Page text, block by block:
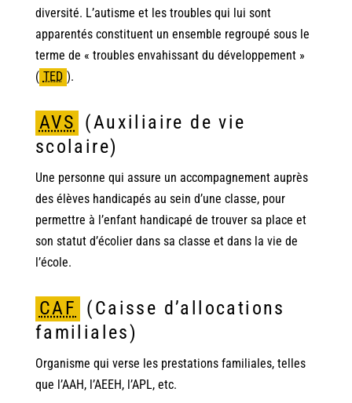
diversité. L’autisme et les troubles qui lui sont
apparentés constituent un ensemble regroupé sous le
terme de « troubles envahissant du développement »
( TED ).
AVS (Auxiliaire de vie
scolaire)
Une personne qui assure un accompagnement auprès
des élèves handicapés au sein d’une classe, pour
permettre à l’enfant handicapé de trouver sa place et
son statut d’écolier dans sa classe et dans la vie de
l’école.
CAF
(Caisse d’allocations
familiales)
Organisme qui verse les prestations familiales, telles
que l’AAH, l’AEEH, l’APL, etc.